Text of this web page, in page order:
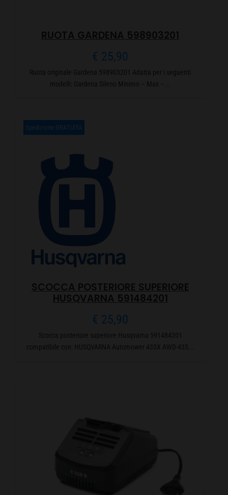
RUOTA GARDENA 598903201
€ 25,90
Ruota originale Gardena 598903201 Adatta per i seguenti
modelli: Gardena Sileno Minimo – Max –...
Spedizione GRATUITA
SCOCCA POSTERIORE SUPERIORE
HUSQVARNA 591484201
€ 25,90
Scocca posteriore superiore Husqvarna 591484201
compatibile con: HUSQVARNA Automower 435X AWD-435...